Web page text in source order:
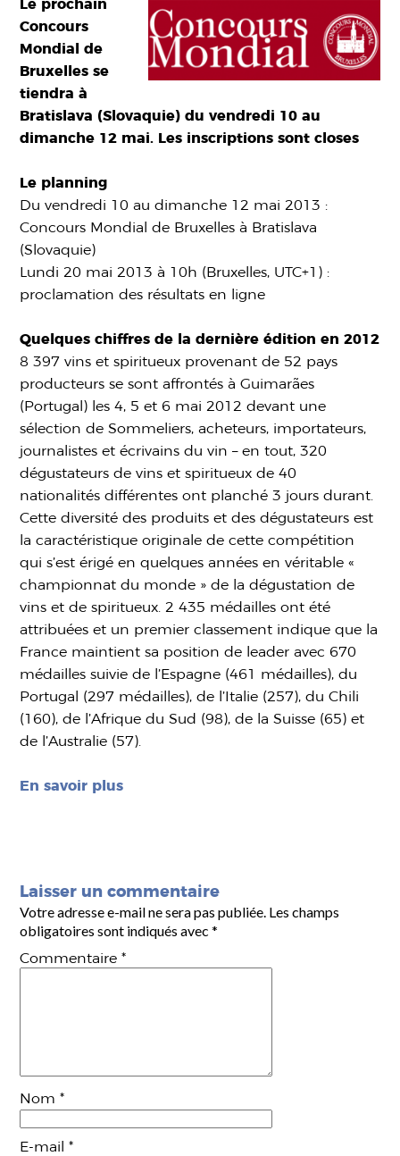
Le prochain
Concours
Mondial de
Bruxelles se
tiendra à
Bratislava (Slovaquie) du vendredi 10 au
dimanche 12 mai. Les inscriptions sont closes
Le planning
Du vendredi 10 au dimanche 12 mai 2013 :
Concours Mondial de Bruxelles à Bratislava
(Slovaquie)
Lundi 20 mai 2013 à 10h (Bruxelles, UTC+1) :
proclamation des résultats en ligne
Quelques chiffres de la dernière édition en 2012
8 397 vins et spiritueux provenant de 52 pays
producteurs se sont affrontés à Guimarães
(Portugal) les 4, 5 et 6 mai 2012 devant une
sélection de Sommeliers, acheteurs, importateurs,
journalistes et écrivains du vin – en tout, 320
dégustateurs de vins et spiritueux de 40
nationalités différentes ont planché 3 jours durant.
Cette diversité des produits et des dégustateurs est
la caractéristique originale de cette compétition
qui s’est érigé en quelques années en véritable «
championnat du monde » de la dégustation de
vins et de spiritueux. 2 435 médailles ont été
attribuées et un premier classement indique que la
France maintient sa position de leader avec 670
médailles suivie de l’Espagne (461 médailles), du
Portugal (297 médailles), de l’Italie (257), du Chili
(160), de l’Afrique du Sud (98), de la Suisse (65) et
de l’Australie (57).
En savoir plus
Laisser un commentaire
Votre adresse e-mail ne sera pas publiée. Les champs
obligatoires sont indiqués avec*
Commentaire*
Nom*
E-mail*